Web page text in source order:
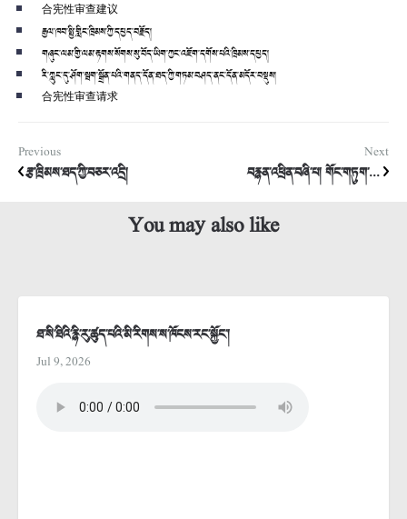
合宪性审查建议
རྒྱལ་ཁབ་སྤྱི་གླིང་ཁྲིམས་ཀྱི་དཔྱད་བརྗོད།
གཞུང་ལམ་གྱི་ལམ་རྟགས་སོགས་སུ་བོད་ཡིག་ཀྱང་འཇོག་དགོས་པའི་ཁྲིམས་དཔྱད།
རི་ཀླུང་དུ་ཤོག་སྦག་སྒྲོན་པའི་གནད་དོན་ཐད་ཀྱི་གཏམ་བཤད་ནང་དོན་མདོར་བསྡུས།
合宪性审查请求
Previous
རྩ་ཁྲིམས་ཐད་ཀྱི་བཅར་འདྲི།
Next
བརྙན་འཕྲིན་བཞི་པ། གོང་གཏུག་...
You may also like
ཐ་སི་ཐིའི་རྙི་རུ་ཚུད་པའི་མི་རིགས་ས་ཁོངས་རང་སྐྱོང་།
Jul 9, 2026